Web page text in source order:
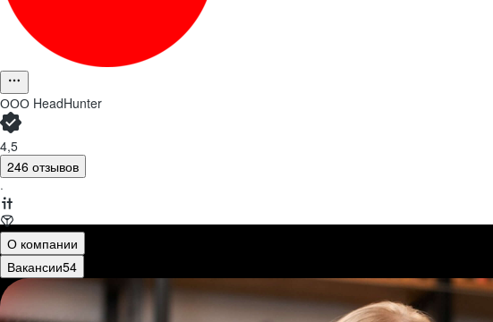
ООО HeadHunter
4,5
246 отзывов
·
О компании
Вакансии54